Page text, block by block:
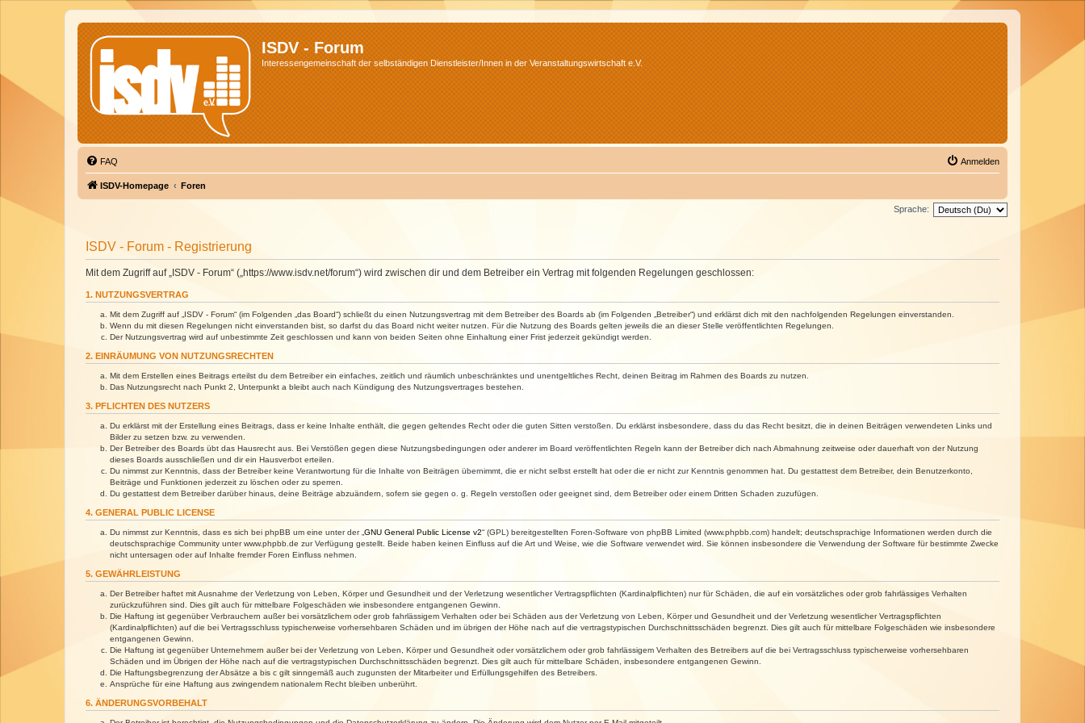
ISDV - Forum
Interessengemeinschaft der selbständigen Dienstleister/Innen in der Veranstaltungswirtschaft e.V.
FAQ Anmelden
ISDV-Homepage Foren
Sprache:
ISDV - Forum - Registrierung
Mit dem Zugriff auf „ISDV - Forum“ („https://www.isdv.net/forum“) wird zwischen dir und dem Betreiber ein Vertrag mit folgenden Regelungen geschlossen:
1. NUTZUNGSVERTRAG
Mit dem Zugriff auf „ISDV - Forum“ (im Folgenden „das Board“) schließt du einen Nutzungsvertrag mit dem Betreiber des Boards ab (im Folgenden „Betreiber“) und erklärst dich mit den nachfolgenden Regelungen einverstanden.
Wenn du mit diesen Regelungen nicht einverstanden bist, so darfst du das Board nicht weiter nutzen. Für die Nutzung des Boards gelten jeweils die an dieser Stelle veröffentlichten Regelungen.
Der Nutzungsvertrag wird auf unbestimmte Zeit geschlossen und kann von beiden Seiten ohne Einhaltung einer Frist jederzeit gekündigt werden.
2. EINRÄUMUNG VON NUTZUNGSRECHTEN
Mit dem Erstellen eines Beitrags erteilst du dem Betreiber ein einfaches, zeitlich und räumlich unbeschränktes und unentgeltliches Recht, deinen Beitrag im Rahmen des Boards zu nutzen.
Das Nutzungsrecht nach Punkt 2, Unterpunkt a bleibt auch nach Kündigung des Nutzungsvertrages bestehen.
3. PFLICHTEN DES NUTZERS
Du erklärst mit der Erstellung eines Beitrags, dass er keine Inhalte enthält, die gegen geltendes Recht oder die guten Sitten verstoßen. Du erklärst insbesondere, dass du das Recht besitzt, die in deinen Beiträgen verwendeten Links und
Bilder zu setzen bzw. zu verwenden.
Der Betreiber des Boards übt das Hausrecht aus. Bei Verstößen gegen diese Nutzungsbedingungen oder anderer im Board veröffentlichten Regeln kann der Betreiber dich nach Abmahnung zeitweise oder dauerhaft von der Nutzung
dieses Boards ausschließen und dir ein Hausverbot erteilen.
Du nimmst zur Kenntnis, dass der Betreiber keine Verantwortung für die Inhalte von Beiträgen übernimmt, die er nicht selbst erstellt hat oder die er nicht zur Kenntnis genommen hat. Du gestattest dem Betreiber, dein Benutzerkonto,
Beiträge und Funktionen jederzeit zu löschen oder zu sperren.
Du gestattest dem Betreiber darüber hinaus, deine Beiträge abzuändern, sofern sie gegen o. g. Regeln verstoßen oder geeignet sind, dem Betreiber oder einem Dritten Schaden zuzufügen.
4. GENERAL PUBLIC LICENSE
Du nimmst zur Kenntnis, dass es sich bei phpBB um eine unter der „ GNU General Public License v2“ (GPL) bereitgestellten Foren-Software von phpBB Limited (www.phpbb.com) handelt; deutschsprachige Informationen werden durch die
deutschsprachige Community unter www.phpbb.de zur Verfügung gestellt. Beide haben keinen Einfluss auf die Art und Weise, wie die Software verwendet wird. Sie können insbesondere die Verwendung der Software für bestimmte Zwecke
nicht untersagen oder auf Inhalte fremder Foren Einfluss nehmen.
5. GEWÄHRLEISTUNG
Der Betreiber haftet mit Ausnahme der Verletzung von Leben, Körper und Gesundheit und der Verletzung wesentlicher Vertragspflichten (Kardinalpflichten) nur für Schäden, die auf ein vorsätzliches oder grob fahrlässiges Verhalten
zurückzuführen sind. Dies gilt auch für mittelbare Folgeschäden wie insbesondere entgangenen Gewinn.
Die Haftung ist gegenüber Verbrauchern außer bei vorsätzlichem oder grob fahrlässigem Verhalten oder bei Schäden aus der Verletzung von Leben, Körper und Gesundheit und der Verletzung wesentlicher Vertragspflichten
(Kardinalpflichten) auf die bei Vertragsschluss typischerweise vorhersehbaren Schäden und im übrigen der Höhe nach auf die vertragstypischen Durchschnittsschäden begrenzt. Dies gilt auch für mittelbare Folgeschäden wie insbesondere
entgangenen Gewinn.
Die Haftung ist gegenüber Unternehmern außer bei der Verletzung von Leben, Körper und Gesundheit oder vorsätzlichem oder grob fahrlässigem Verhalten des Betreibers auf die bei Vertragsschluss typischerweise vorhersehbaren
Schäden und im Übrigen der Höhe nach auf die vertragstypischen Durchschnittsschäden begrenzt. Dies gilt auch für mittelbare Schäden, insbesondere entgangenen Gewinn.
Die Haftungsbegrenzung der Absätze a bis c gilt sinngemäß auch zugunsten der Mitarbeiter und Erfüllungsgehilfen des Betreibers.
Ansprüche für eine Haftung aus zwingendem nationalem Recht bleiben unberührt.
6. ÄNDERUNGSVORBEHALT